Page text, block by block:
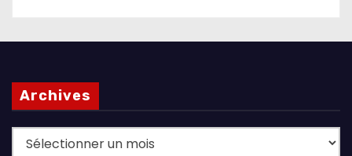
Archives
Archives